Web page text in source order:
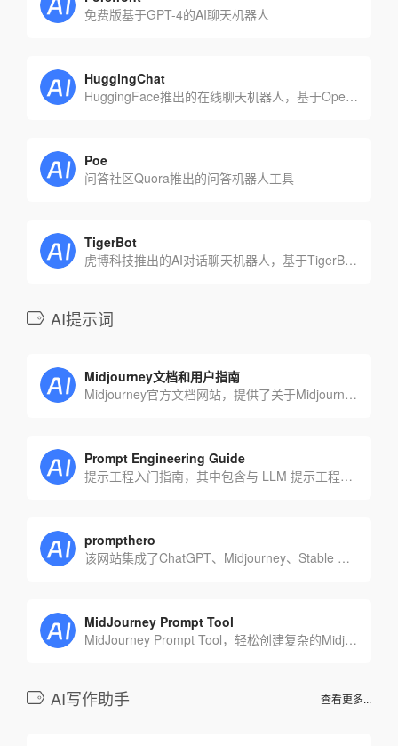
免费版基于GPT-4的AI聊天机器人
HuggingChat
HuggingFace推出的在线聊天机器人，基于Open Assistant模型
Poe
问答社区Quora推出的问答机器人工具
TigerBot
虎博科技推出的AI对话聊天机器人，基于TigerBot开源大模型
AI提示词
Midjourney文档和用户指南
Midjourney官方文档网站，提供了关于Midjourney Prompt的详细说明。还提供了有关如何使用Prompt进行图像生成的详细指南，以及有关如何在不同平台上使用Prompt的说明和示例。
Prompt Engineering Guide
提示工程入门指南，其中包含与 LLM 提示工程相关的所有最新论文、学习指南、讲座、参考资料和工具。
prompthero
该网站集成了ChatGPT、Midjourney、Stable Diffusion、Openjourney、DALL-E五个AI工具的提示词
MidJourney Prompt Tool
MidJourney Prompt Tool，轻松创建复杂的Midjourney提示
AI写作助手 查看更多...